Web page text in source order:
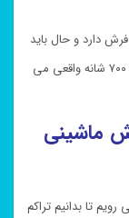
فرش دارد و حال باید
تشخیص دهیم که کدام نوع تراکم های فرش ماشینی ۷۰۰ شانه واقعی می
ماشینی
سراغ دستگاه های بافنده فرش ماشینی ۷۰۰ می رویم تا بدانیم تراکم